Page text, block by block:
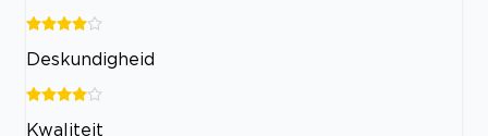
Deskundigheid
Kwaliteit